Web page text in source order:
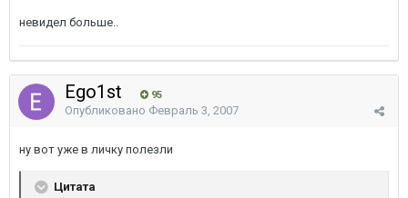
невидел больше..
Ego1st 95
Опубликовано Февраль 3, 2007
ну вот уже в личку полезли
Цитата